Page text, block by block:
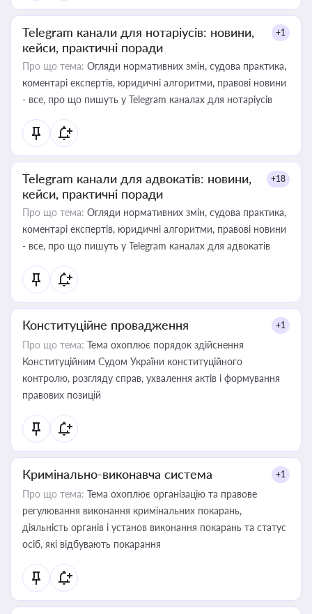
Telegram канали для нотаріусів: новини,
кейси, практичні поради
+1
Про що тема: Огляди нормативних змін, судова практика,
коментарі експертів, юридичні алгоритми, правові новини
- все, про що пишуть у Telegram каналах для нотаріусів
Telegram канали для адвокатів: новини,
кейси, практичні поради
+18
Про що тема: Огляди нормативних змін, судова практика,
коментарі експертів, юридичні алгоритми, правові новини
- все, про що пишуть у Telegram каналах для адвокатів
Конституційне провадження +1
Про що тема: Тема охоплює порядок здійснення
Конституційним Судом України конституційного
контролю, розгляду справ, ухвалення актів і формування
правових позицій
Кримінально-виконавча система +1
Про що тема: Тема охоплює організацію та правове
регулювання виконання кримінальних покарань,
діяльність органів і установ виконання покарань та статус
осіб, які відбувають покарання